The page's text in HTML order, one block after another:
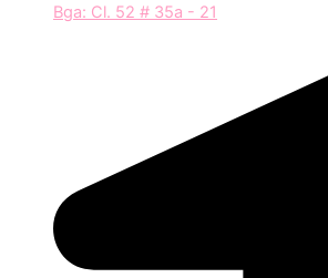
Bga: Cl. 52 # 35a - 21